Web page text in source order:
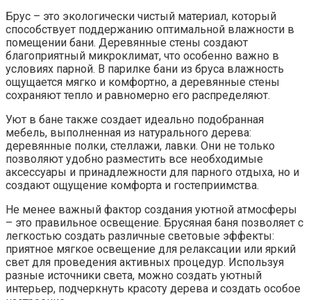
Брус – это экологически чистый материал, который
способствует поддержанию оптимальной влажности в
помещении бани. Деревянные стены создают
благоприятный микроклимат, что особенно важно в
условиях парной. В парилке бани из бруса влажность
ощущается мягко и комфортно, а деревянные стены
сохраняют тепло и равномерно его распределяют.
Уют в бане также создает идеально подобранная
мебель, выполненная из натурального дерева:
деревянные полки, стеллажи, лавки. Они не только
позволяют удобно разместить все необходимые
аксессуары и принадлежности для парного отдыха, но и
создают ощущение комфорта и гостеприимства.
Не менее важный фактор создания уютной атмосферы
– это правильное освещение. Брусяная баня позволяет с
легкостью создать различные световые эффекты:
приятное мягкое освещение для релаксации или яркий
свет для проведения активных процедур. Используя
разные источники света, можно создать уютный
интерьер, подчеркнуть красоту дерева и создать особое